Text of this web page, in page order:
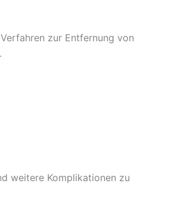
zur Entfernung von
weitere Komplikationen zu